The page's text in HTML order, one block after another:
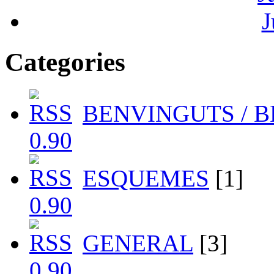
Categories
BENVINGUTS /
ESQUEMES [1]
GENERAL [3]